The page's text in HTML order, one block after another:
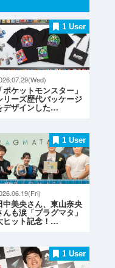
1 User
「ポケットモンスター」
リーズ歴代パッケージ
デザインした…
1 User
中美央さん、東山奈央
んも涙「プラグマタ」
ヒット記念！…
1 User